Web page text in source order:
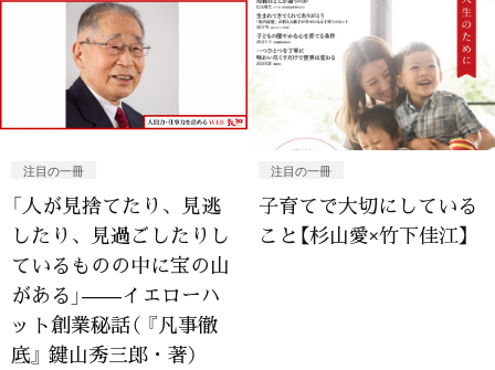
注目の一冊
「人が見捨てたり、見逃
したり、見過ごしたりし
ているものの中に宝の山
がある」——イエローハ
ット創業秘話（ 『凡事徹
底』 鍵山秀三郎・著）
注目の一冊
子育てで大切にしている
こと【杉山愛×竹下佳江】